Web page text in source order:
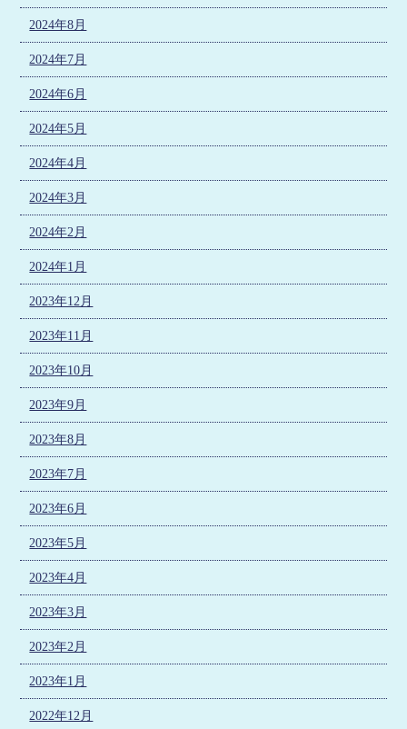
2024年8月
2024年7月
2024年6月
2024年5月
2024年4月
2024年3月
2024年2月
2024年1月
2023年12月
2023年11月
2023年10月
2023年9月
2023年8月
2023年7月
2023年6月
2023年5月
2023年4月
2023年3月
2023年2月
2023年1月
2022年12月